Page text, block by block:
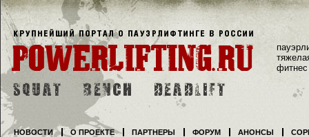
фитнес
НОВОСТИ О ПРОЕКТЕ ПАРТНЕРЫ ФОРУМ АНОНСЫ